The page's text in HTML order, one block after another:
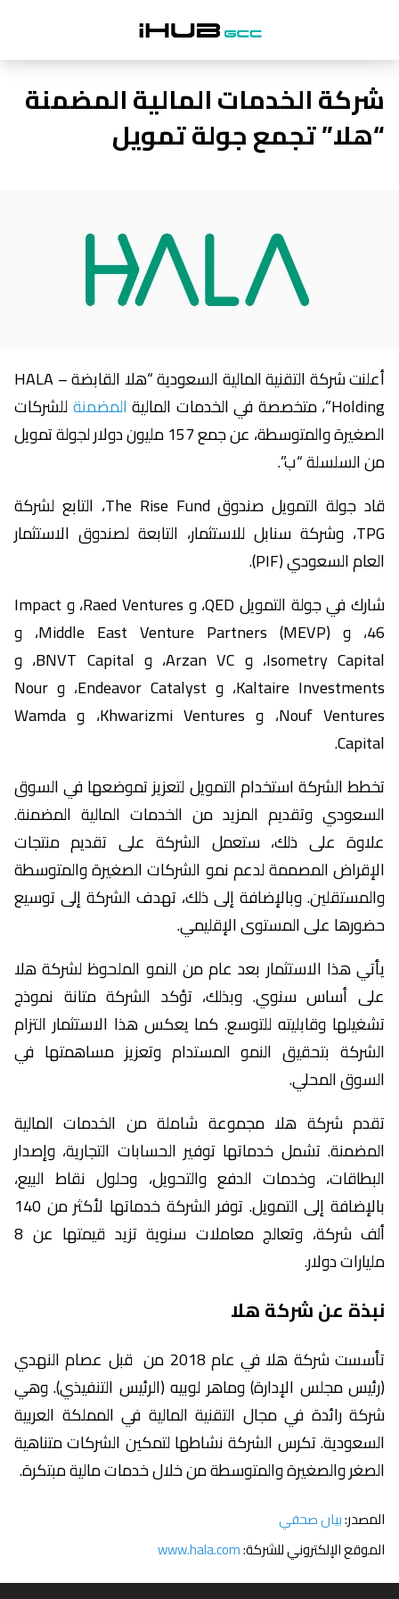
شركة الخدمات المالية المضمنة
“هلا” تجمع جولة تمويل
أعلنت شركة التقنية المالية السعودية “هلا القابضة – HALA
Holding”، متخصصة في الخدمات المالية
المضمنةللشركات
الصغيرة والمتوسطة، عن جمع 157 مليون دولار لجولة تمويل
من السلسلة “ب”.
قاد جولة التمويل صندوق The Rise Fund، التابع لشركة
TPG، وشركة سنابل للاستثمار، التابعة لصندوق الاستثمار
العام السعودي (PIF).
شارك في جولة التمويل QED، و Raed Ventures، و Impact
46، و Middle East Venture Partners (MEVP)، و
Isometry Capital، و Arzan VC، و BNVT Capital، و
Kaltaire Investments، و Endeavor Catalyst، و Nour
Nouf Ventures، و Khwarizmi Ventures، و Wamda
Capital.
تخطط الشركة استخدام التمويل لتعزيز تموضعها في السوق
السعودي وتقديم المزيد من الخدمات المالية المضمنة.
علاوة على ذلك، ستعمل الشركة على تقديم منتجات
الإقراض المصممة لدعم نمو الشركات الصغيرة والمتوسطة
والمستقلين. وبالإضافة إلى ذلك، تهدف الشركة إلى توسيع
حضورها على المستوى الإقليمي.
يأتي هذا الاستثمار بعد عام من النمو الملحوظ لشركة هلا
على أساس سنوي. وبذلك، تؤكد الشركة متانة نموذج
تشغيلها وقابليته للتوسع. كما يعكس هذا الاستثمار التزام
الشركة بتحقيق النمو المستدام وتعزيز مساهمتها في
السوق المحلي.
تقدم شركة هلا مجموعة شاملة من الخدمات المالية
المضمنة. تشمل خدماتها توفير الحسابات التجارية، وإصدار
البطاقات، وخدمات الدفع والتحويل، وحلول نقاط البيع،
بالإضافة إلى التمويل. توفر الشركة خدماتها لأكثر من 140
ألف شركة، وتعالج معاملات سنوية تزيد قيمتها عن 8
مليارات دولار.
نبذة عن شركة هلا
تأسست شركة هلا في عام 2018 من قبل عصام النهدي
(رئيس مجلس الإدارة) وماهر لوبيه (الرئيس التنفيذي). وهي
شركة رائدة في مجال التقنية المالية في المملكة العربية
السعودية. تكرس الشركة نشاطها لتمكين الشركات متناهية
الصغر والصغيرة والمتوسطة من خلال خدمات مالية مبتكرة.
المصدر:بيان صحفي
الموقع الإلكتروني للشركة:www.hala.com